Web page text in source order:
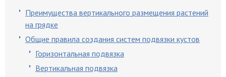
Преимущества вертикального размещения растений
на грядке
Общие правила создания систем подвязки кустов
Горизонтальная подвязка
Вертикальная подвязка